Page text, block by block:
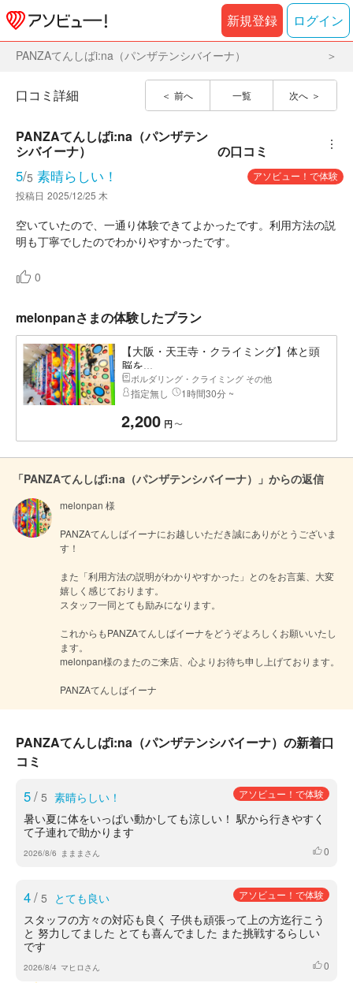
新規登録 ログイン
PANZAてんしばi:na（パンザテンシバイーナ）
前へ 一覧 次へ
口コミ詳細
PANZAてんしばi:na（パンザテン
シバイーナ）
の口コミ ︙
5/5 素晴らしい！
アソビュー！で体験
投稿日 2025/12/25 木
空いていたので、一通り体験できてよかったです。利用方法の説
明も丁寧でしたのでわかりやすかったです。
0
melonpanさまの体験したプラン
【大阪・天王寺・クライミング】体と頭
脳を...
ボルダリング・クライミング その他
指定無し 1時間30分 ~
2,200 円 〜
「PANZAてんしばi:na（パンザテンシバイーナ）」からの返信
melonpan 様
PANZAてんしばイーナにお越しいただき誠にありがとうございま
す！
また「利用方法の説明がわかりやすかった」とのをお言葉、大変
嬉しく感じております。
スタッフ一同とても励みになります。
これからもPANZAてんしばイーナをどうぞよろしくお願いいたし
ます。
melonpan様のまたのご来店、心よりお待ち申し上げております。
PANZAてんしばイーナ
PANZAてんしばi:na（パンザテンシバイーナ）の新着口
コミ
5/ 5 素晴らしい！ アソビュー！で体験
暑い夏に体をいっぱい動かしても涼しい！ 駅から行きやすく
て子連れで助かります
2026/8/6 まままさん いいね
0
4/ 5 とても良い アソビュー！で体験
スタッフの方々の対応も良く 子供も頑張って上の方迄行こう
と 努力してました とても喜んでました また挑戦するらしい
です
2026/8/4 マヒロさん いいね
0